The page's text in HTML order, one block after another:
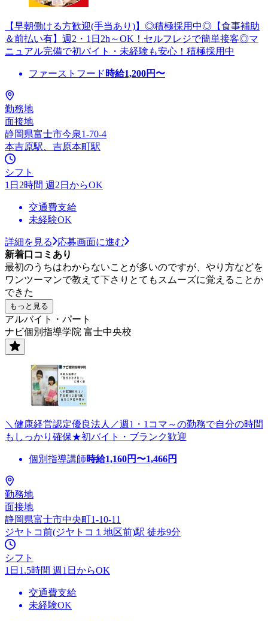
【早朝働ける方歓迎(手当あり)】◎積極採用中◎【食事補助
＆前払い有】週2・1日2h～OK！セルフレジで簡単接客◎マ
ニュアル完備で初バイト・未経験も安心！積極採用中
ファーストフード 時給1,200円〜
勤務地
面接地
静岡県富士市今泉1-70-4
本吉原駅、吉原本町駅
シフト
1日2時間 週2日からOK
交通費支給
未経験OK
詳細を見る
応募画面に進む
新着口コミあり
最初のうちはわからないことが多いのですが、やり方などを
ワンツーマンで教えて下さりとてもスムーズに覚えることか
できた
もっと見る
アルバイト・パート
ナビ個別指導学院 富士中央校
＼健康経営認定優良法人／週1・1コマ～の勤務で自分の時間
もしっかり確保★初バイト・ブランク歓迎
個別指導講師時給1,160円〜1,466円
勤務地
面接地
静岡県富士市中央町1-10-11
ジヤトコ前(ジヤトコ１地区前)駅 徒歩9分
シフト
1日1.5時間 週1日からOK
交通費支給
未経験OK